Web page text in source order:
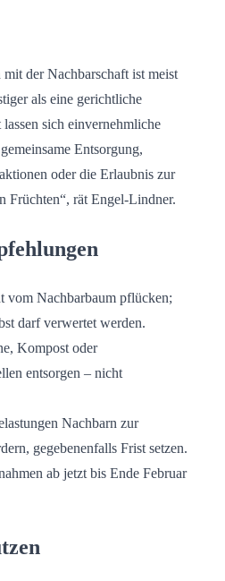
der Nachbarschaft ist meist
als eine gerichtliche
sich einvernehmliche
Entsorgung,
oder die Erlaubnis zur
Früchten“, rät Engel-Lindner.
vom Nachbarbaum pflücken;
darf verwertet werden.
Kompost oder
entsorgen – nicht
Nachbarn zur
gegebenenfalls Frist setzen.
ab jetzt bis Ende Februar